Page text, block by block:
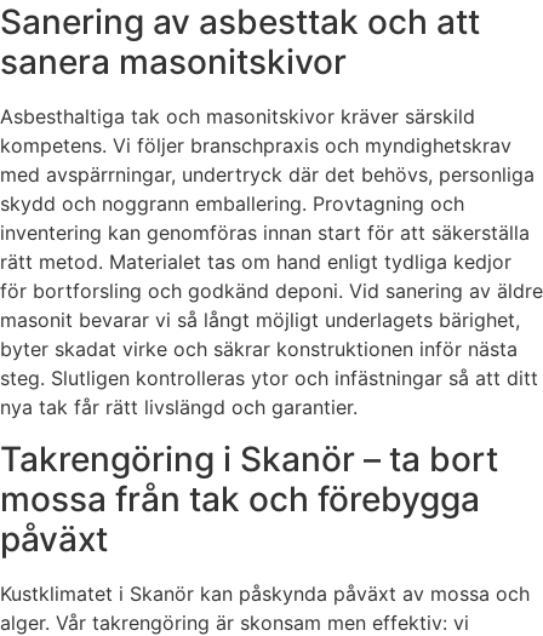
Sanering av asbesttak och att
sanera masonitskivor
Asbesthaltiga tak och masonitskivor kräver särskild
kompetens. Vi följer branschpraxis och myndighetskrav
med avspärrningar, undertryck där det behövs, personliga
skydd och noggrann emballering. Provtagning och
inventering kan genomföras innan start för att säkerställa
rätt metod. Materialet tas om hand enligt tydliga kedjor
för bortforsling och godkänd deponi. Vid sanering av äldre
masonit bevarar vi så långt möjligt underlagets bärighet,
byter skadat virke och säkrar konstruktionen inför nästa
steg. Slutligen kontrolleras ytor och infästningar så att ditt
nya tak får rätt livslängd och garantier.
Takrengöring i Skanör – ta bort
mossa från tak och förebygga
påväxt
Kustklimatet i Skanör kan påskynda påväxt av mossa och
alger. Vår takrengöring är skonsam men effektiv: vi